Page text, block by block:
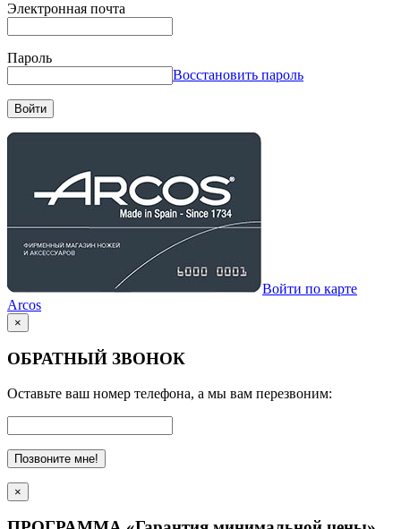
Электронная почта
Пароль
Восстановить пароль
Войти
Войти по карте
Arcos
×
ОБРАТНЫЙ ЗВОНОК
Оставьте ваш номер телефона, а мы вам перезвоним:
Позвоните мне!
×